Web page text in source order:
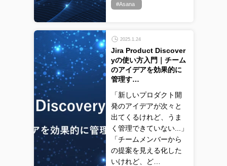
#Asana
2025.1.24
Jira Product Discover
yの使い方入門｜チーム
のアイデアを効果的に
管理す…
「新しいプロダクト開
発のアイデアが次々と
出てくるけれど、うま
く管理できていない...」
「チームメンバーから
の提案を見える化した
いけれど、ど…